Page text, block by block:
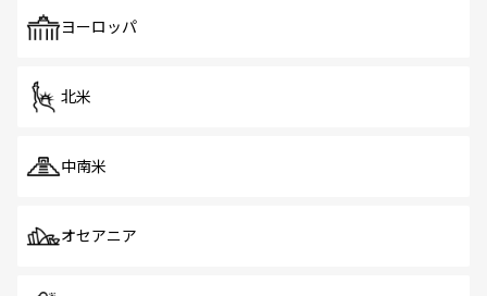
で、ホーカーズは地元の風情を楽しめる外せないスポット
ヨーロッパ
北米
中南米
オセアニア